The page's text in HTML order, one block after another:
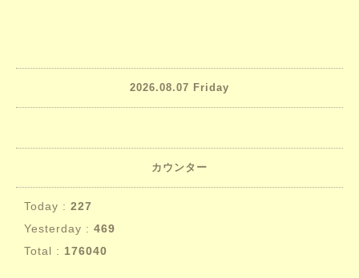
2026.08.07 Friday
カウンター
Today : 227
Yesterday : 469
Total : 176040